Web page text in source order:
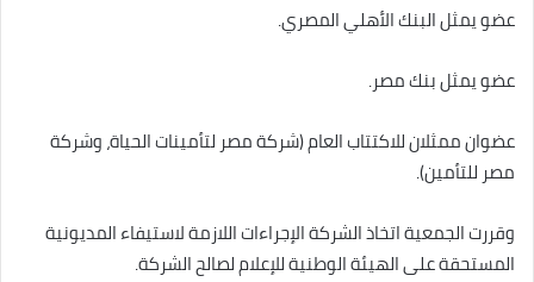
عضو يمثل البنك الأهلي المصري.
عضو يمثل بنك مصر.
عضوان ممثلان للاكتتاب العام (شركة مصر لتأمينات الحياة، وشركة
مصر للتأمين).
وقررت الجمعية اتخاذ الشركة الإجراءات اللازمة لاستيفاء المديونية
المستحقة على الهيئة الوطنية للإعلام لصالح الشركة.